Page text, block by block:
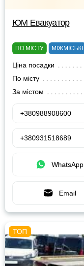
ЮМ Евакуатор
ПО МІСТУ МІЖМІСЬКІ
Ціна посадки
По місту
За містом
+380988908600
+380931518689
WhatsApp
Email